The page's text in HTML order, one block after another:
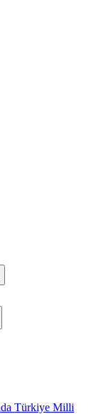
Türkiye Milli